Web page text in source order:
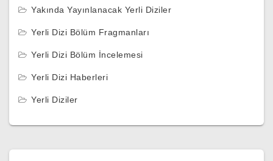
Yakında Yayınlanacak Yerli Diziler
Yerli Dizi Bölüm Fragmanları
Yerli Dizi Bölüm İncelemesi
Yerli Dizi Haberleri
Yerli Diziler